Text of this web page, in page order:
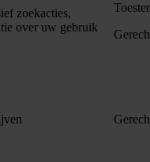
zoekacties,
over uw gebruik